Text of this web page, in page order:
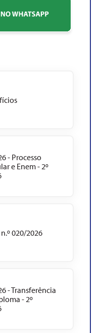
- Processo
e Enem - 2º
n.º 020/2026
- Transferência
- 2º